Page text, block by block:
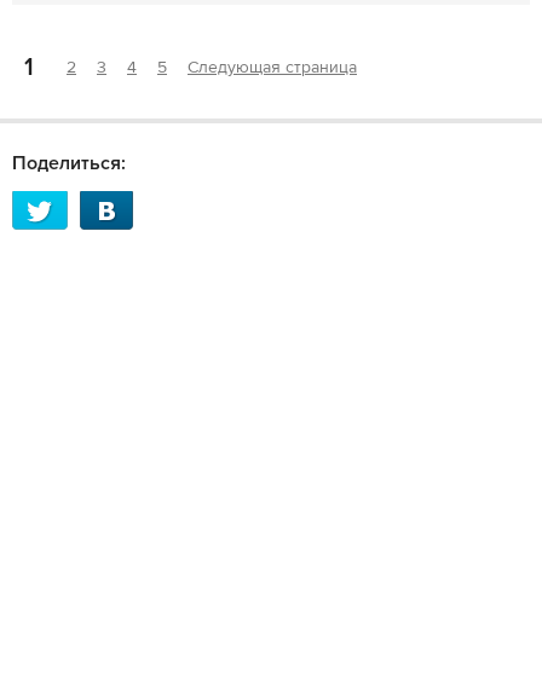
1 2 3 4 5 Следующая страница
Поделиться: